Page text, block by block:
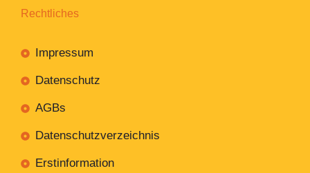
Rechtliches
Impressum
Datenschutz
AGBs
Datenschutzverzeichnis
Erstinformation